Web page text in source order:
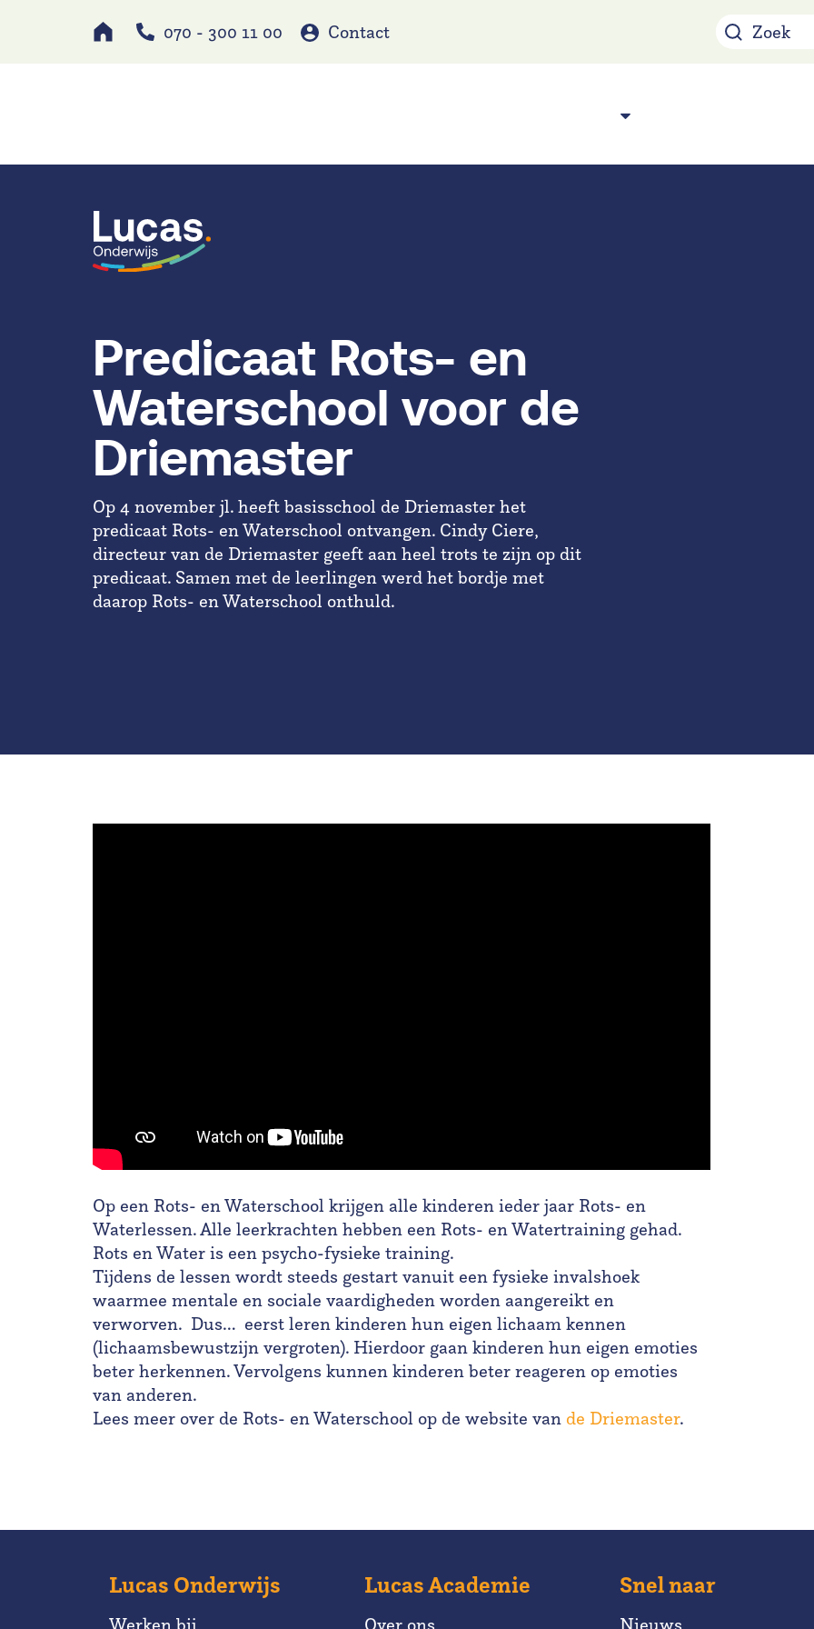
070 - 300 11 00 Contact
Predicaat Rots- en
Waterschool voor de
Driemaster
Op 4 november jl. heeft basisschool de Driemaster het
predicaat Rots- en Waterschool ontvangen. Cindy Ciere,
directeur van de Driemaster geeft aan heel trots te zijn op dit
predicaat. Samen met de leerlingen werd het bordje met
daarop Rots- en Waterschool onthuld.
Op een Rots- en Waterschool krijgen alle kinderen ieder jaar Rots- en
Waterlessen. Alle leerkrachten hebben een Rots- en Watertraining gehad.
Rots en Water is een psycho-fysieke training.
Tijdens de lessen wordt steeds gestart vanuit een fysieke invalshoek
waarmee mentale en sociale vaardigheden worden aangereikt en
verworven. Dus… eerst leren kinderen hun eigen lichaam kennen
(lichaamsbewustzijn vergroten). Hierdoor gaan kinderen hun eigen emoties
beter herkennen. Vervolgens kunnen kinderen beter reageren op emoties
van anderen.
Lees meer over de Rots- en Waterschool op de website van de Driemaster.
Lucas Onderwijs Lucas Academie Snel naar